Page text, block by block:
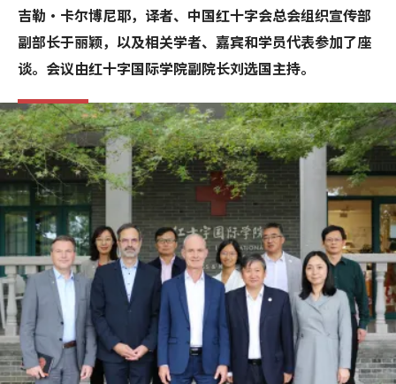
吉勒·卡尔博尼耶，译者、中国红十字会总会组织宣传部
副部长于丽颖，以及相关学者、嘉宾和学员代表参加了座
谈。会议由红十字国际学院副院长刘选国主持。